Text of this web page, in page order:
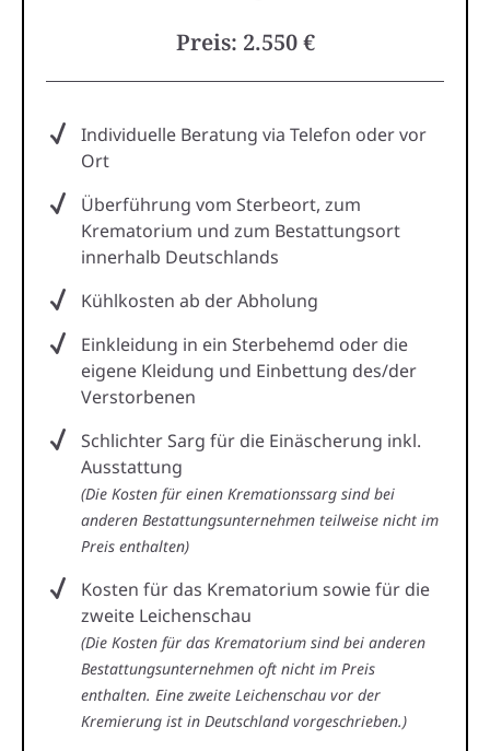
Preis: 2.550 €
Individuelle Beratung via Telefon oder vor
Ort
Überführung vom Sterbeort, zum
Krematorium und zum Bestattungsort
innerhalb Deutschlands
Kühlkosten ab der Abholung
Einkleidung in ein Sterbehemd oder die
eigene Kleidung und Einbettung des/der
Verstorbenen
Schlichter Sarg für die Einäscherung inkl.
Ausstattung
(Die Kosten für einen Kremationssarg sind bei
anderen Bestattungsunternehmen teilweise nicht im
Preis enthalten)
Kosten für das Krematorium sowie für die
zweite Leichenschau
(Die Kosten für das Krematorium sind bei anderen
Bestattungsunternehmen oft nicht im Preis
enthalten. Eine zweite Leichenschau vor der
Kremierung ist in Deutschland vorgeschrieben.)